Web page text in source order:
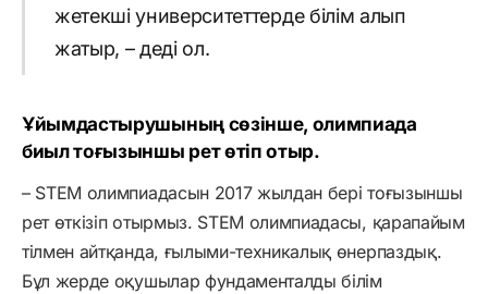
жетекші университеттерде білім алып
жатыр, – деді ол.
Ұйымдастырушының сөзінше, олимпиада
биыл тоғызыншы рет өтіп отыр.
– STEM олимпиадасын 2017 жылдан бері тоғызыншы
рет өткізіп отырмыз. STEM олимпиадасы, қарапайым
тілмен айтқанда, ғылыми-техникалық өнерпаздық.
Бұл жерде оқушылар фундаменталды білім